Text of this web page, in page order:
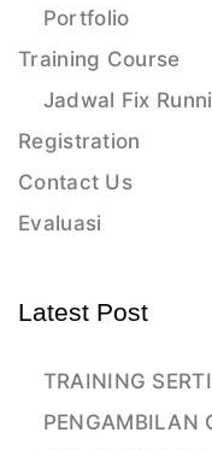
Portfolio
Training Course
Jadwal Fix
Registration
Contact Us
Evaluasi
Latest Post
TRAINING
PENGAMBILAN